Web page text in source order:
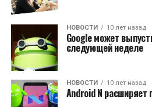
НОВОСТИ 10 лет назад
Google может
следующей неделе
НОВОСТИ 10 лет назад
Android N расширяет